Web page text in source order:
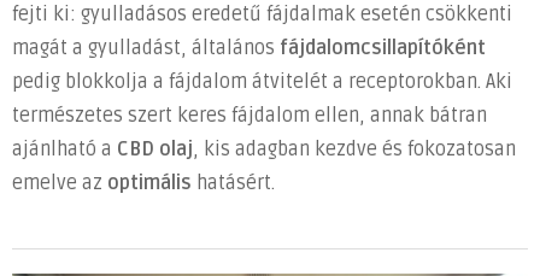
fejti ki: gyulladásos eredetű fájdalmak esetén csökkenti
magát a gyulladást, általános fájdalomcsillapítóként
pedig blokkolja a fájdalom átvitelét a receptorokban. Aki
természetes szert keres fájdalom ellen, annak bátran
ajánlható a CBD olaj, kis adagban kezdve és fokozatosan
emelve az optimális hatásért.